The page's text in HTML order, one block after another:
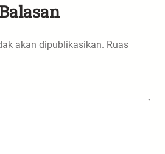
akan dipublikasikan. Ruas